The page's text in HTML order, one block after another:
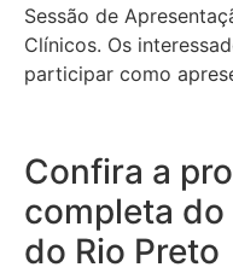
Sessão de
Clínicos. Os
participar como
Confira a
completa do
do Rio Preto